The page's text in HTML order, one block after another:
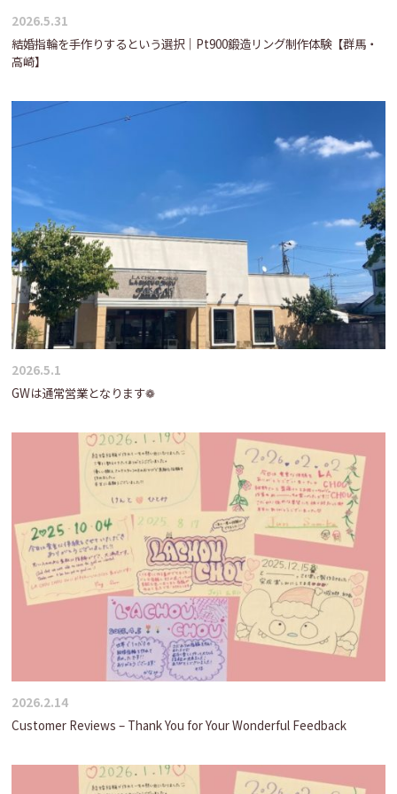
2026.5.31
結婚指輪を手作りするという選択｜Pt900鍛造リング制作体験【群馬・
高崎】
2026.5.1
GWは通常営業となります❁
2026.2.14
Customer Reviews – Thank You for Your Wonderful Feedback